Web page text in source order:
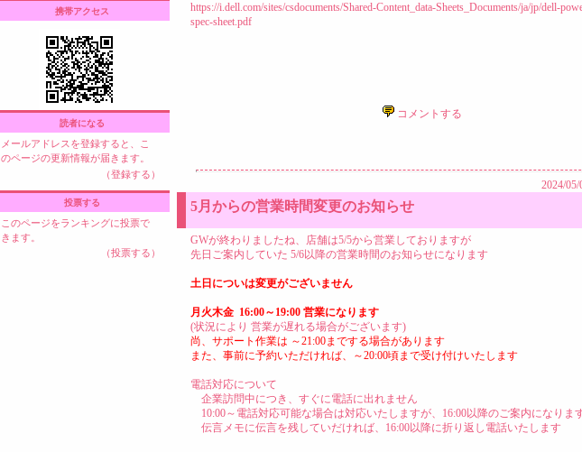
携帯アクセス
読者になる
メールアドレスを登録すると、こ
のページの更新情報が届きます。
（登録する）
投票する
このページをランキングに投票で
きます。
（投票する）
https://i.dell.com/sites/csdocuments/Shared-Content_data-Sheets_Documents/ja/jp/dell-
spec-sheet.pdf
コメントする
2024/05/
5月からの営業時間変更のお知らせ
GWが終わりましたね、店舗は5/5から営業しておりますが
先日ご案内していた 5/6以降の営業時間のお知らせになります
土日についは変更がございません
月火木金 16:00～19:00 営業になります
(状況により 営業が遅れる場合がございます)
尚、サポート作業は ～21:00までする場合があります
また、事前に予約いただければ、～20:00頃まで受け付けいたします
電話対応について
企業訪問中につき、すぐに電話に出れません
10:00～電話対応可能な場合は対応いたしますが、16:00以降のご案内になりま
伝言メモに伝言を残していだければ、16:00以降に折り返し電話いたします